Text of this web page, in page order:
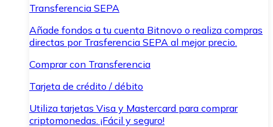
Transferencia SEPA
Añade fondos a tu cuenta Bitnovo o realiza compras
directas por Trasferencia SEPA al mejor precio.
Comprar con Transferencia
Tarjeta de crédito / débito
Utiliza tarjetas Visa y Mastercard para comprar
criptomonedas. ¡Fácil y seguro!